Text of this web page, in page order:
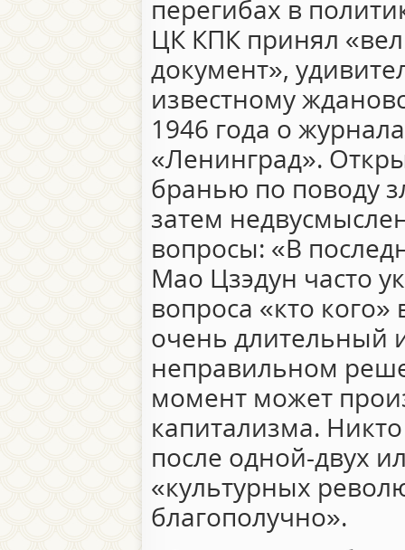
перегибах в
ЦК КПК принял
документ»,
известному
1946 года о
«Ленинград».
бранью по поводу
затем
вопросы: «В
Мао Цзэдун часто
вопроса «кто
очень длительный
неправильном
момент может
капитализма.
после одной-двух
«культурных
благополучно».